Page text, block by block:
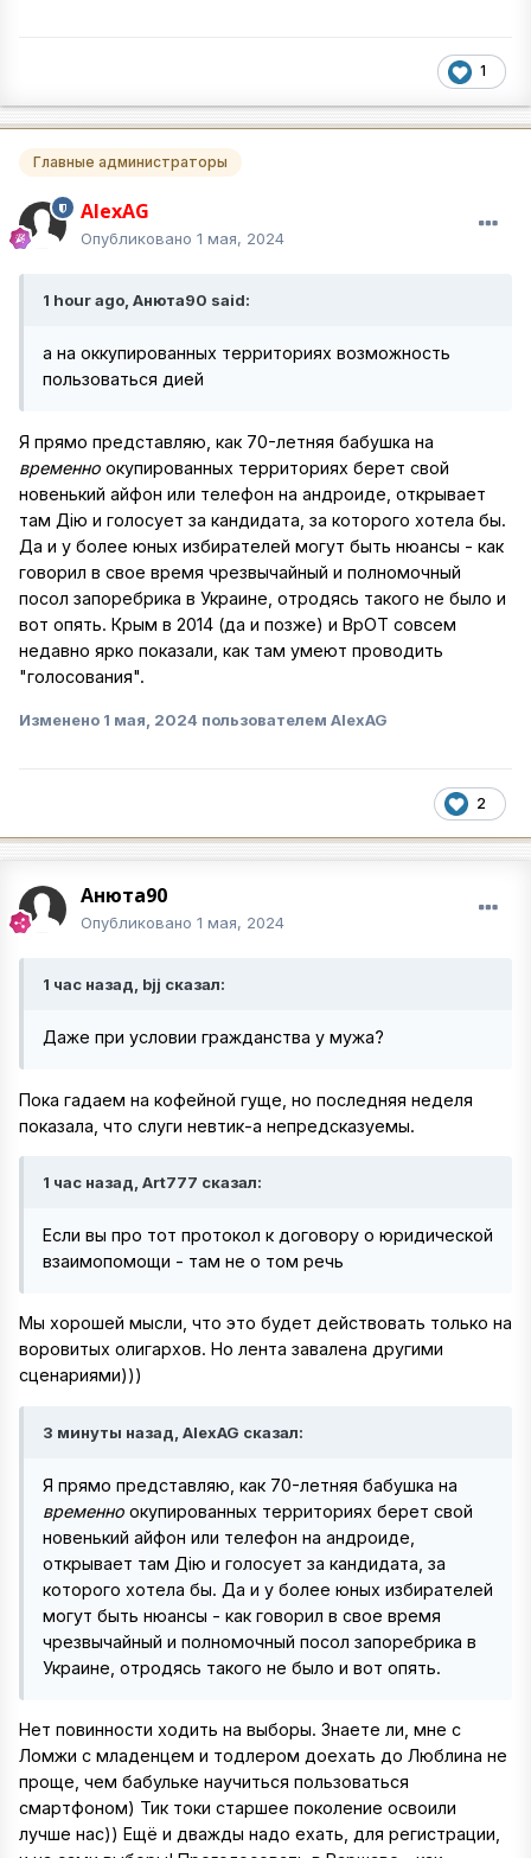
1
Главные администраторы
AlexAG
Опубликовано 1 мая, 2024
1 hour ago, Анюта90 said:
а на оккупированных территориях возможность
пользоваться дией
Я прямо представляю, как 70-летняя бабушка на
временно окупированных территориях берет свой
новенький айфон или телефон на андроиде, открывает
там Дію и голосует за кандидата, за которого хотела бы.
Да и у более юных избирателей могут быть нюансы - как
говорил в свое время чрезвычайный и полномочный
посол запоребрика в Украине, отродясь такого не было и
вот опять. Крым в 2014 (да и позже) и ВрОТ совсем
недавно ярко показали, как там умеют проводить
"голосования".
Изменено 1 мая, 2024 пользователем AlexAG
2
Анюта90
Опубликовано 1 мая, 2024
1 час назад, bjj сказал:
Даже при условии гражданства у мужа?
Пока гадаем на кофейной гуще, но последняя неделя
показала, что слуги невтик-а непредсказуемы.
1 час назад, Art777 сказал:
Если вы про тот протокол к договору о юридической
взаимопомощи - там не о том речь
Мы хорошей мысли, что это будет действовать только на
воровитых олигархов. Но лента завалена другими
сценариями)))
3 минуты назад, AlexAG сказал:
Я прямо представляю, как 70-летняя бабушка на
временно окупированных территориях берет свой
новенький айфон или телефон на андроиде,
открывает там Дію и голосует за кандидата, за
которого хотела бы. Да и у более юных избирателей
могут быть нюансы - как говорил в свое время
чрезвычайный и полномочный посол запоребрика в
Украине, отродясь такого не было и вот опять.
Нет повинности ходить на выборы. Знаете ли, мне с
Ломжи с младенцем и тодлером доехать до Люблина не
проще, чем бабульке научиться пользоваться
смартфоном) Тик токи старшее поколение освоили
лучше нас)) Ещё и дважды надо ехать, для регистрации,